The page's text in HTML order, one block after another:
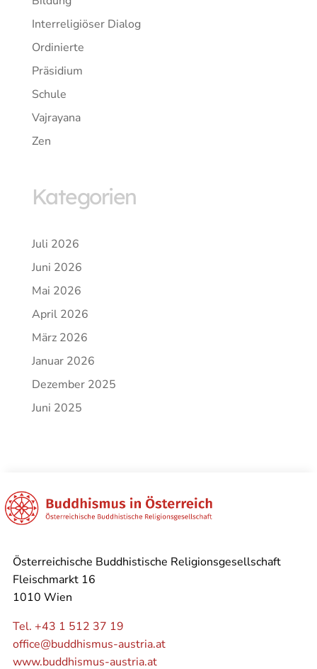
Interreligiöser Dialog
Ordinierte
Präsidium
Schule
Vajrayana
Zen
Kategorien
Juli 2026
Juni 2026
Mai 2026
April 2026
März 2026
Januar 2026
Dezember 2025
Juni 2025
Österreichische Buddhistische Religionsgesellschaft
Fleischmarkt 16
1010 Wien
Tel. +43 1 512 37 19
office@buddhismus-austria.at
www.buddhismus-austria.at